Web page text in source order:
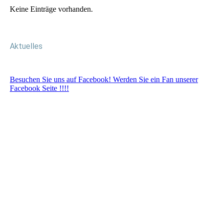
Keine Einträge vorhanden.
Aktuelles
Besuchen Sie uns auf Facebook! Werden Sie ein Fan unserer
Facebook Seite !!!!